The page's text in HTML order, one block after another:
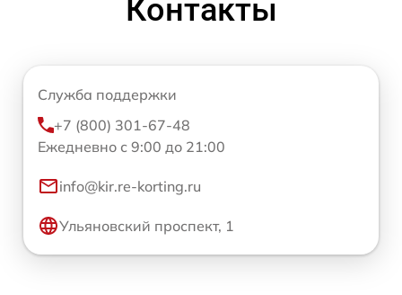
Контакты
Служба поддержки
+7 (800) 301-67-48
Ежедневно с 9:00 до 21:00
info@kir.re-korting.ru
Ульяновский проспект, 1